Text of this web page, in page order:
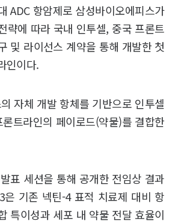
ADC 항암제로 삼성바이오에피스가
략에 따라 국내 인투셀, 중국 프론트
및 라이선스 계약을 통해 개발한 첫
인이다.
자체 개발 항체를 기반으로 인투셀
트라인의 페이로드(약물)를 결합한
표 세션을 통해 공개한 전임상 결과
은 기존 넥틴-4 표적 치료제 대비 항
특이성과 세포 내 약물 전달 효율이